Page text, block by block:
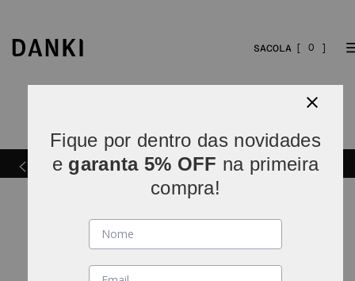
0
Parcelamos em5x sem juros(parcelas acima de R$
80).
Fique por dentro das novidades
e garanta 5% OFF na primeira
compra!